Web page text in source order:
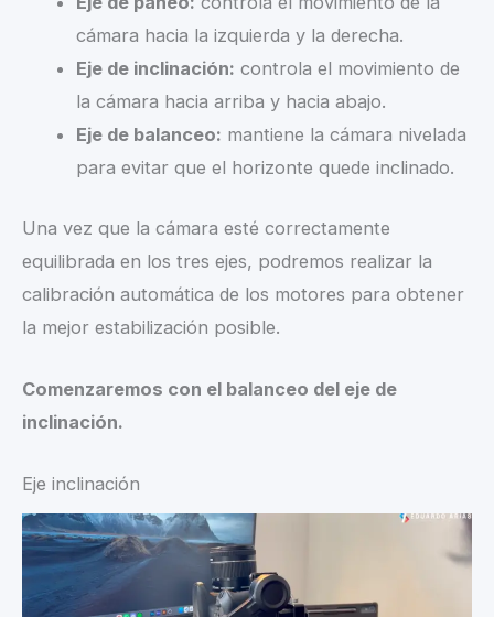
cámara hacia la izquierda y la derecha.
Eje de inclinación: controla el movimiento de
la cámara hacia arriba y hacia abajo.
Eje de balanceo: mantiene la cámara nivelada
para evitar que el horizonte quede inclinado.
Una vez que la cámara esté correctamente
equilibrada en los tres ejes, podremos realizar la
calibración automática de los motores para obtener
la mejor estabilización posible.
Comenzaremos con el balanceo del eje de
inclinación.
Eje inclinación